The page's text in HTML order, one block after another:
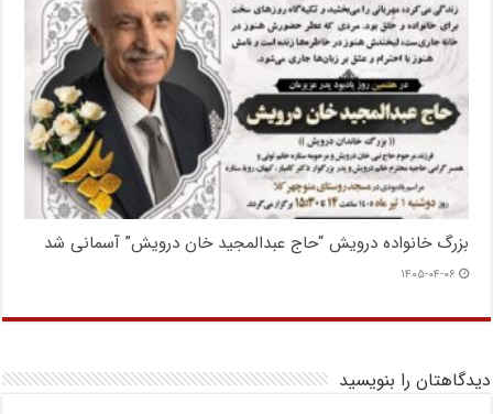
بزرگ خانواده درویش “حاج عبدالمجید خان درویش” آسمانی شد
۱۴۰۵-۰۴-۰۶
دیدگاهتان را بنویسید